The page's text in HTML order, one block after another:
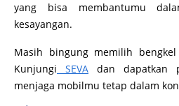
yang bisa membantumu
kesayangan.
Masih bingung memilih
Kunjungi SEVA dan dapatkan
menjaga mobilmu tetap dalam